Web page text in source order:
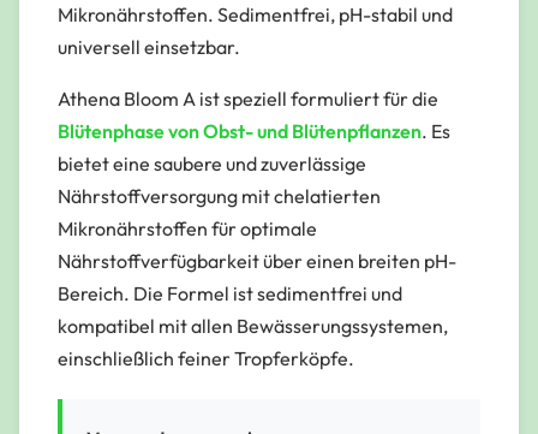
Mikronährstoffen. Sedimentfrei, pH-stabil und
universell einsetzbar.
Athena Bloom A ist speziell formuliert für die
Blütenphase von Obst- und Blütenpflanzen. Es
bietet eine saubere und zuverlässige
Nährstoffversorgung mit chelatierten
Mikronährstoffen für optimale
Nährstoffverfügbarkeit über einen breiten pH-
Bereich. Die Formel ist sedimentfrei und
kompatibel mit allen Bewässerungssystemen,
einschließlich feiner Tropferköpfe.